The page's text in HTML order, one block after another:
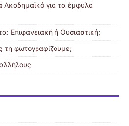
Ακαδημαϊκό για τα έμφυλα
Επιφανειακή ή Ουσιαστική;
τη φωτογραφίζουμε;